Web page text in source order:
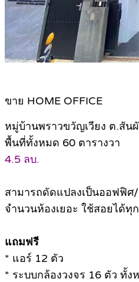
ขาย HOME OFFICE
หมู่บ้านพราวขวัญเวียง ต.สัน
พื้นที่ทั้งหมด 60 ตารางวา
4.5 ลบ.
สามารถดัดแปลงเป็นออฟฟิ
จำนวนห้องเยอะ ใช้สอยได้ทุ
แถมฟรี
* แอร์ 12 ตัว
* ระบบกล้องวงจร 16 ตัว ทั้ง